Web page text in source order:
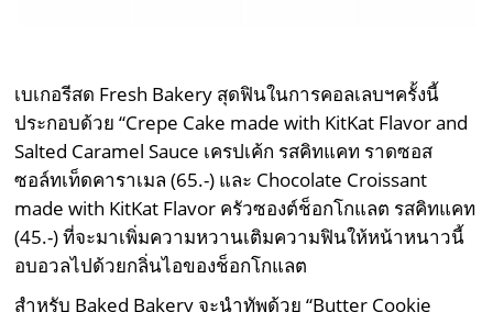
เบเกอรีสด Fresh Bakery สุดฟินในการคอลเลบฯครั้งนี้
ประกอบด้วย “Crepe Cake made with KitKat Flavor and
Salted Caramel Sauce เครปเค้ก รสคิทแคท ราดซอส
ซอล์ทเท็ดคาราเมล (65.-) และ Chocolate Croissant
made with KitKat Flavor ครัวซองต์ช็อกโกแลต รสคิทแคท
(45.-) ที่จะมาเพิ่มความหวานเติมความฟินให้หน้าหนาวนี้
อบอวลไปด้วยกลิ่นไอของช็อกโกแลต
สำหรับ Baked Bakery จะนำทัพด้วย “Butter Cookie